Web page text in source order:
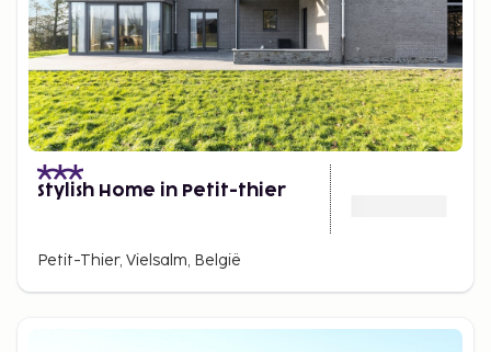
Stylish Home in Petit-thier
Petit-Thier, Vielsalm, België